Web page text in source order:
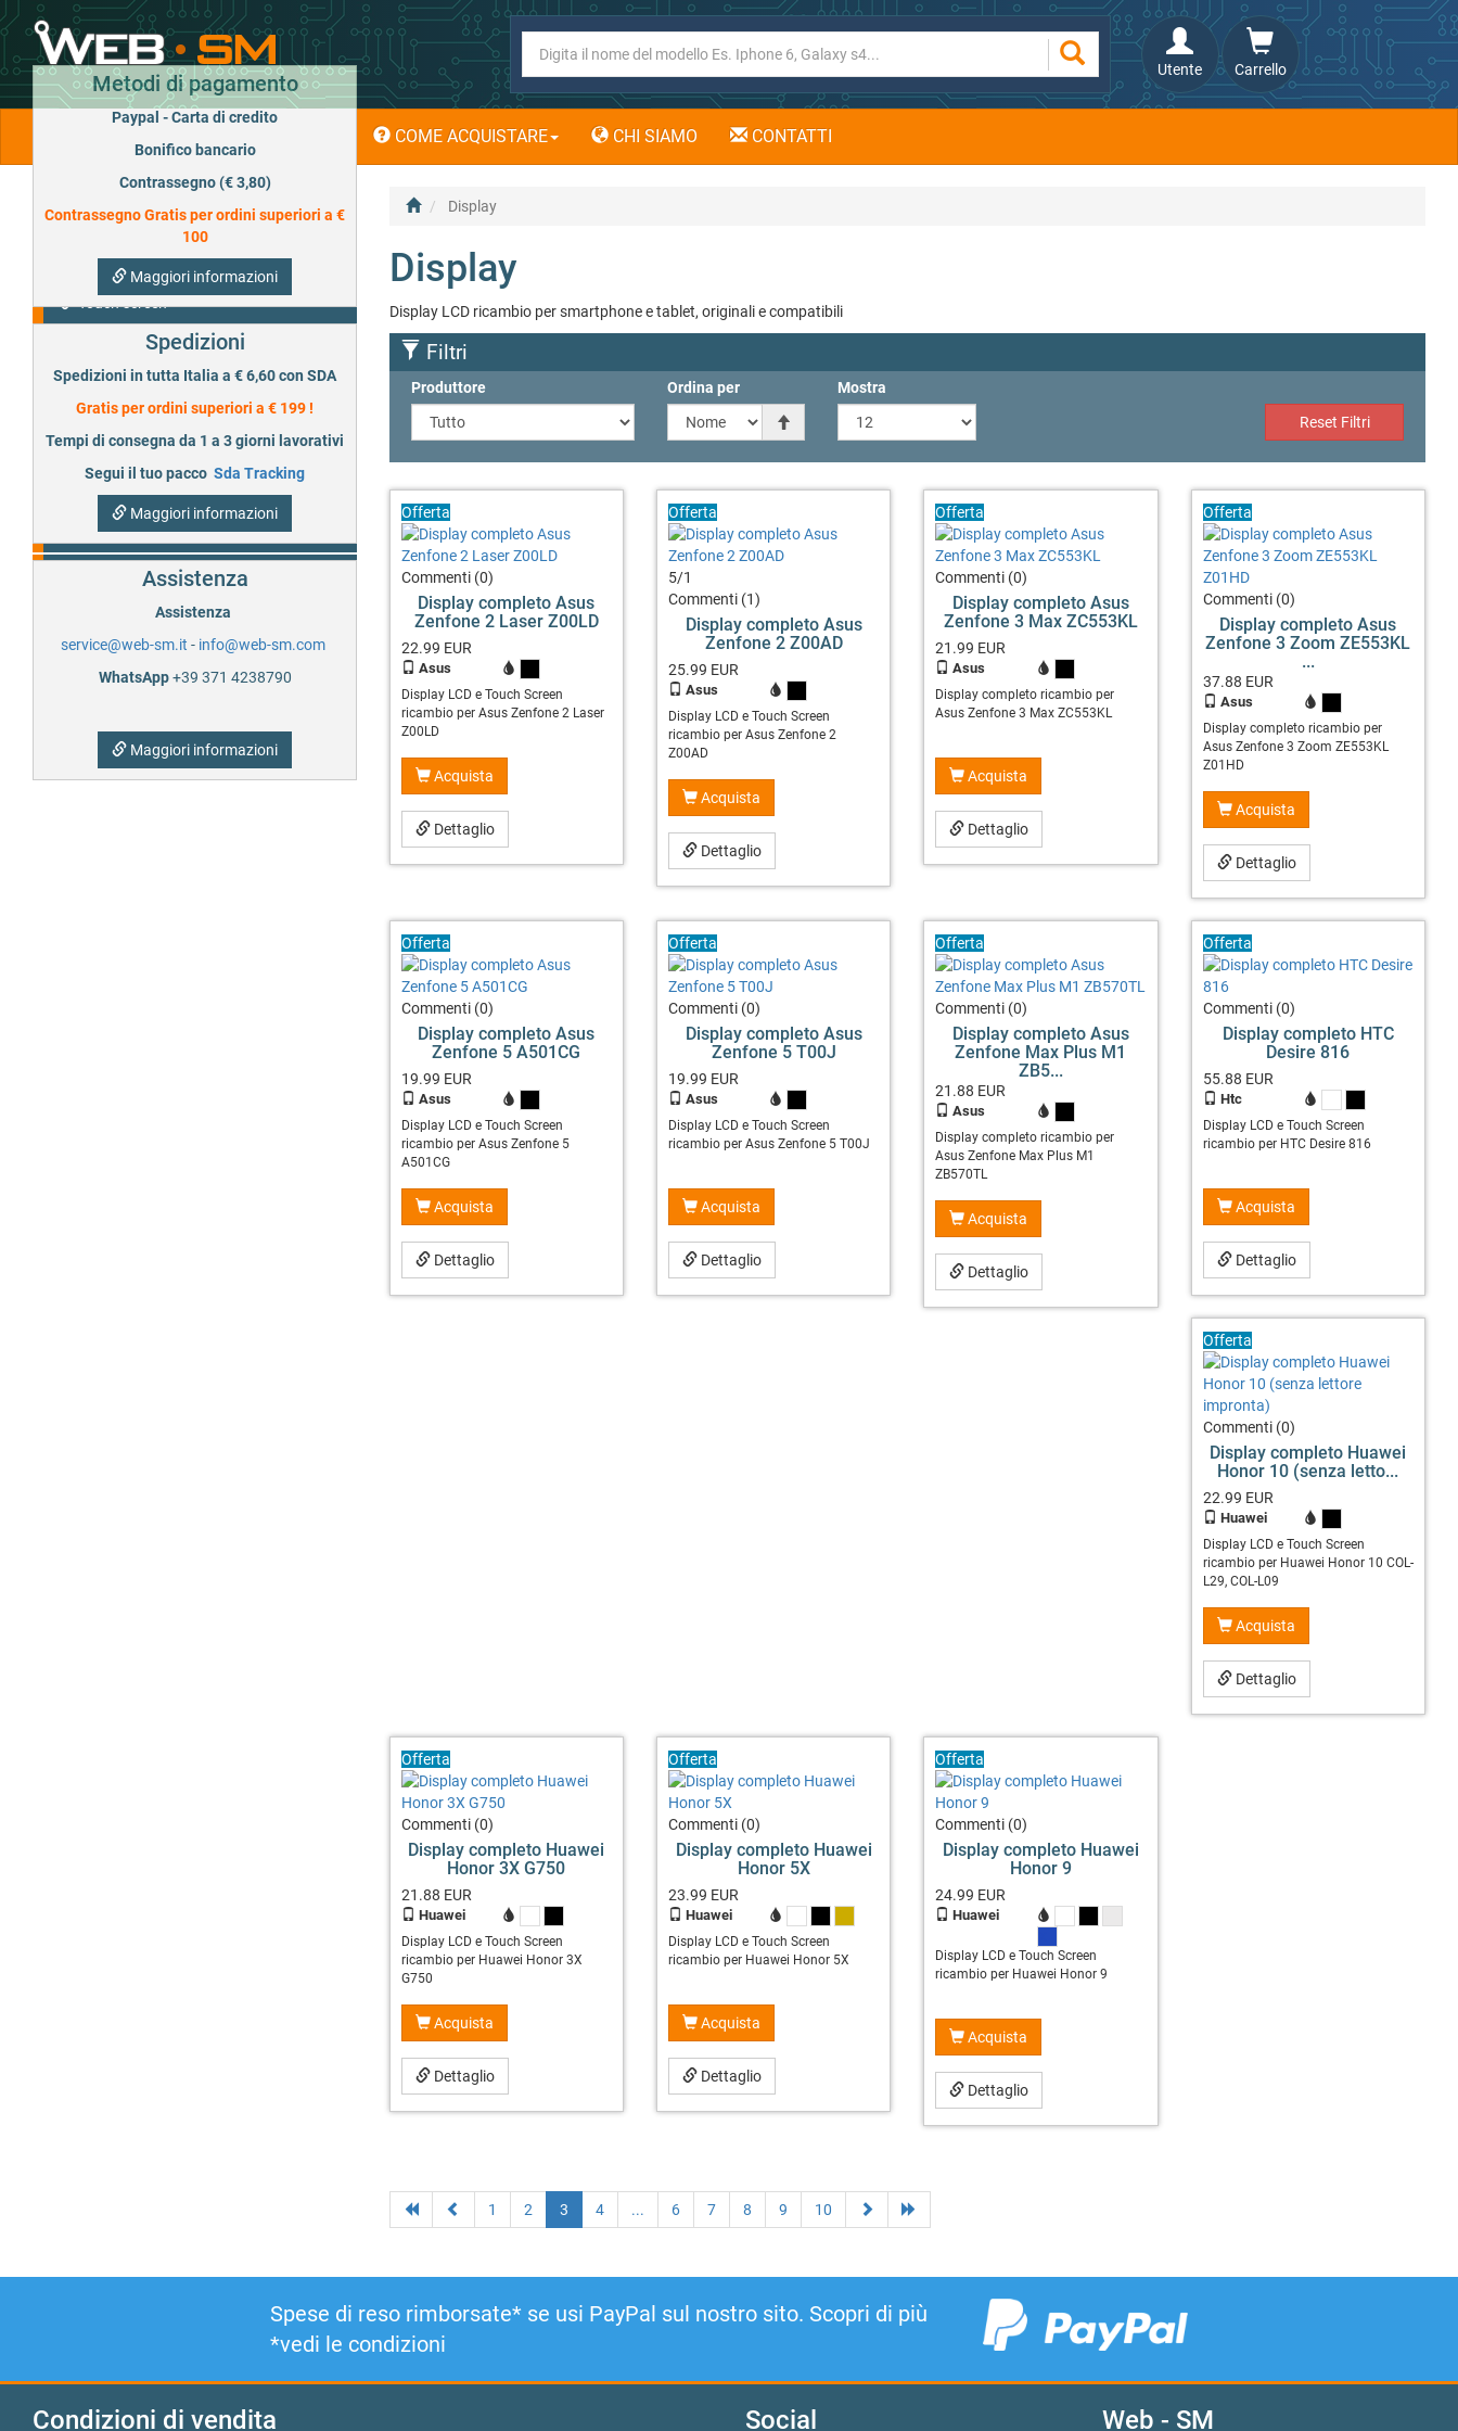
Utente Carrello
COME ACQUISTARE CHI SIAMO CONTATTI
Categorie
Display
Touch screen
Flat flex e dock ricarica
Batterie
Speaker - Buzzer suoneria
Altri ricambi e componenti
Cover middle frame
Attrezzatura per riparazioni
Metodi di pagamento
Paypal - Carta di credito
Bonifico bancario
Contrassegno (€ 3,80)
Contrassegno Gratis per ordini superiori a €
100
Maggiori informazioni
Spedizioni
Spedizioni in tutta Italia a € 6,60 con SDA
Gratis per ordini superiori a € 199 !
Tempi di consegna da 1 a 3 giorni lavorativi
Segui il tuo pacco Sda Tracking
Maggiori informazioni
Assistenza
Assistenza
service@web-sm.it - info@web-sm.com
WhatsApp+39 371 4238790
Maggiori informazioni
Display
Display
Display LCD ricambio per smartphone e tablet, originali e compatibili
Filtri
Produttore Ordina per
Mostra
Reset Filtri
Offerta
Commenti (0)
Display completo Asus
Zenfone 2 Laser Z00LD
22.99 EUR
Asus
Display LCD e Touch Screen
ricambio per Asus Zenfone 2 Laser
Z00LD
Acquista
Dettaglio
Offerta
5/1
Commenti (1)
Display completo Asus
Zenfone 2 Z00AD
25.99 EUR
Asus
Display LCD e Touch Screen
ricambio per Asus Zenfone 2
Z00AD
Acquista
Dettaglio
Offerta
Commenti (0)
Display completo Asus
Zenfone 3 Max ZC553KL
21.99 EUR
Asus
Display completo ricambio per
Asus Zenfone 3 Max ZC553KL
Acquista
Dettaglio
Offerta
Commenti (0)
Display completo Asus
Zenfone 3 Zoom ZE553KL
...
37.88 EUR
Asus
Display completo ricambio per
Asus Zenfone 3 Zoom ZE553KL
Z01HD
Acquista
Dettaglio
Offerta
Commenti (0)
Display completo Asus
Zenfone 5 A501CG
19.99 EUR
Asus
Display LCD e Touch Screen
ricambio per Asus Zenfone 5
A501CG
Acquista
Dettaglio
Offerta
Commenti (0)
Display completo Asus
Zenfone 5 T00J
19.99 EUR
Asus
Display LCD e Touch Screen
ricambio per Asus Zenfone 5 T00J
Acquista
Dettaglio
Offerta
Commenti (0)
Display completo Asus
Zenfone Max Plus M1
ZB5...
21.88 EUR
Asus
Display completo ricambio per
Asus Zenfone Max Plus M1
ZB570TL
Acquista
Dettaglio
Offerta
Commenti (0)
Display completo HTC
Desire 816
55.88 EUR
Htc
Display LCD e Touch Screen
ricambio per HTC Desire 816
Acquista
Dettaglio
Offerta
Commenti (0)
Display completo Huawei
Honor 10 (senza letto...
22.99 EUR
Huawei
Display LCD e Touch Screen
ricambio per Huawei Honor 10 COL-
L29, COL-L09
Acquista
Dettaglio
Offerta
Commenti (0)
Display completo Huawei
Honor 3X G750
21.88 EUR
Huawei
Display LCD e Touch Screen
ricambio per Huawei Honor 3X
G750
Acquista
Dettaglio
Offerta
Commenti (0)
Display completo Huawei
Honor 5X
23.99 EUR
Huawei
Display LCD e Touch Screen
ricambio per Huawei Honor 5X
Acquista
Dettaglio
Offerta
Commenti (0)
Display completo Huawei
Honor 9
24.99 EUR
Huawei
Display LCD e Touch Screen
ricambio per Huawei Honor 9
Acquista
Dettaglio
1 2 3 4 ... 6 7 8 9 10
Spese di reso rimborsate* se usi PayPal sul nostro sito. Scopri di più
*vedi le condizioni
Condizioni di vendita Social Web - SM